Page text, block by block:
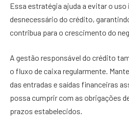
Essa estratégia ajuda a evitar o
desnecessário do crédito,
contribua para o crescimento do
A gestão responsável do crédito
o fluxo de caixa regularmente.
das entradas e saídas financeiras
possa cumprir com as obrigações
prazos estabelecidos.